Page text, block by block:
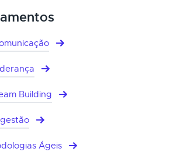
Building
Ágeis